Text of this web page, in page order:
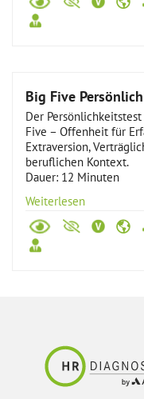
Big Five
Der
Five – Offenheit für
Extraversion,
beruflichen Kontext.
Dauer: 12 Minuten
Weiterlesen